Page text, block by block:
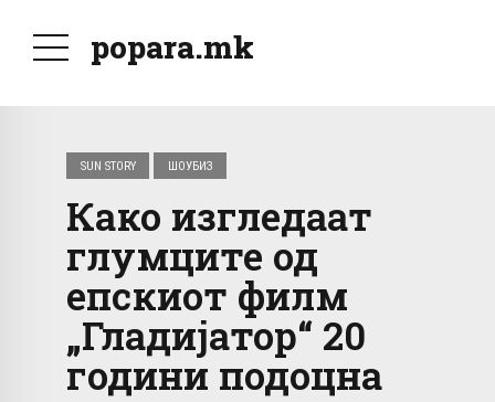
popara.mk
SUN STORY ШОУБИЗ
Како изгледаат
глумците од
епскиот филм
„Гладијатор“ 20
години подоцна